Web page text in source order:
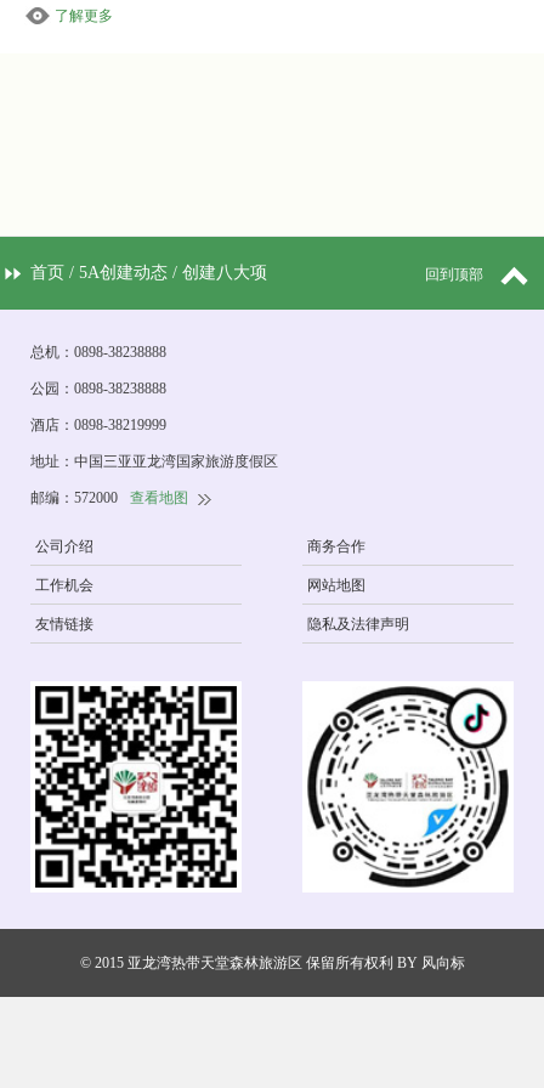
了解更多
首页 / 5A创建动态 / 创建八大项
概括
回到顶部
总机：0898-38238888
公园：0898-38238888
酒店：0898-38219999
地址：中国三亚亚龙湾国家旅游度假区
邮编：572000 查看地图
公司介绍 商务合作
工作机会 网站地图
友情链接 隐私及法律声明
© 2015 亚龙湾热带天堂森林旅游区 保留所有权利 BY 风向标